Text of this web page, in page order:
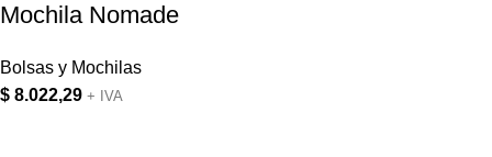
Mochila Nomade
Bolsas y Mochilas
$ 8.022,29 + IVA